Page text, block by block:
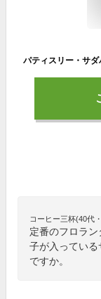
コーヒー三杯(40代
定番のフロラ
子が入ってい
ですか。